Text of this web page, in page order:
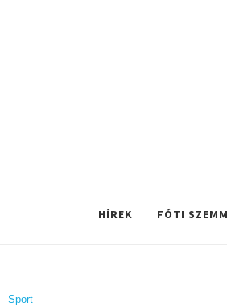
HÍREK FÓTI
Sport